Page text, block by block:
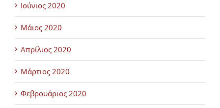
Ιούνιος 2020
Μάιος 2020
Απρίλιος 2020
Μάρτιος 2020
Φεβρουάριος 2020